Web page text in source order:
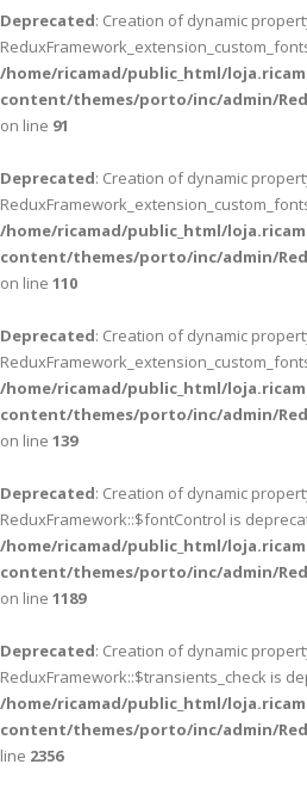
Deprecated: Creation of dynamic
/home/ricamad/public_html/
content/themes/porto/inc/admin/
on line 91
Deprecated: Creation of dynamic
/home/ricamad/public_html/
content/themes/porto/inc/admin/
on line 110
Deprecated: Creation of dynamic
/home/ricamad/public_html/
content/themes/porto/inc/admin/
on line 139
Deprecated: Creation of dynamic
ReduxFramework::$fontControl is
/home/ricamad/public_html/
content/themes/porto/inc/admin/
on line 1189
Deprecated: Creation of dynamic
ReduxFramework::$transients_check is
/home/ricamad/public_html/
content/themes/porto/inc/admin/
line 2356